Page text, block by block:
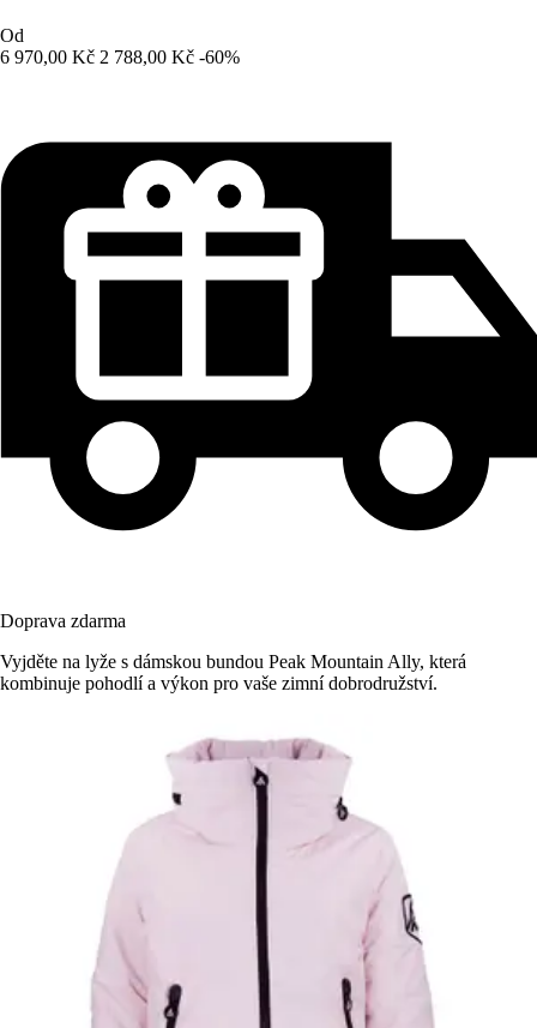
Od
6 970,00 Kč 2 788,00 Kč -60%
Doprava zdarma
Vyjděte na lyže s dámskou bundou Peak Mountain Ally, která
kombinuje pohodlí a výkon pro vaše zimní dobrodružství.